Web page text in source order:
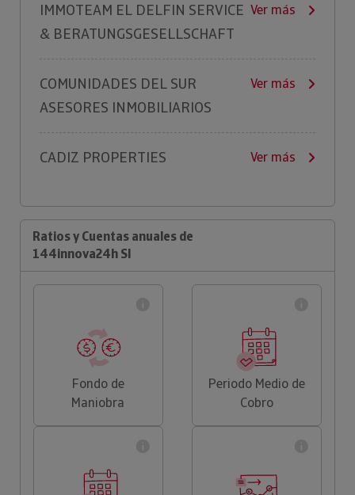
IMMOTEAM EL DELFIN SERVICE
& BERATUNGSGESELLSCHAFT
Ver más
COMUNIDADES DEL SUR
ASESORES INMOBILIARIOS
Ver más
CADIZ PROPERTIES Ver más
Ratios y Cuentas anuales de
144innova24h Sl
Fondo de
Maniobra
Periodo Medio de
Cobro